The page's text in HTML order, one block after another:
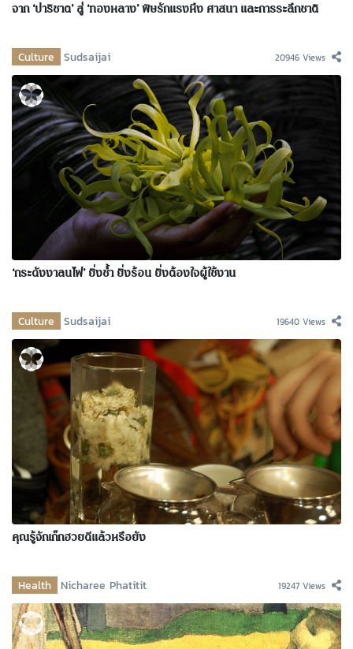
จาก ‘ปาริชาต’ สู่ ‘ทองหลาง’ พิษรักแรงหึง ศาสนา และการระลึกชาติ
Culture Sudsaijai 20946 Views
‘กระดังงาลนไฟ’ ยิ่งช้ำ ยิ่งร้อน ยิ่งต้องใจผู้ใช้งาน
Culture Sudsaijai 19640 Views
คุณรู้จักเก๊กฮวยดีแล้วหรือยัง
Health Nicharee Phatitit 19247 Views